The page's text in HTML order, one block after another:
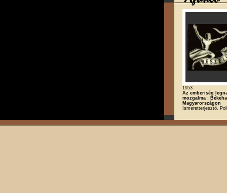
1953
Az emberiség
mozgalma :
Magyarországon
Ismeretterjesztő,